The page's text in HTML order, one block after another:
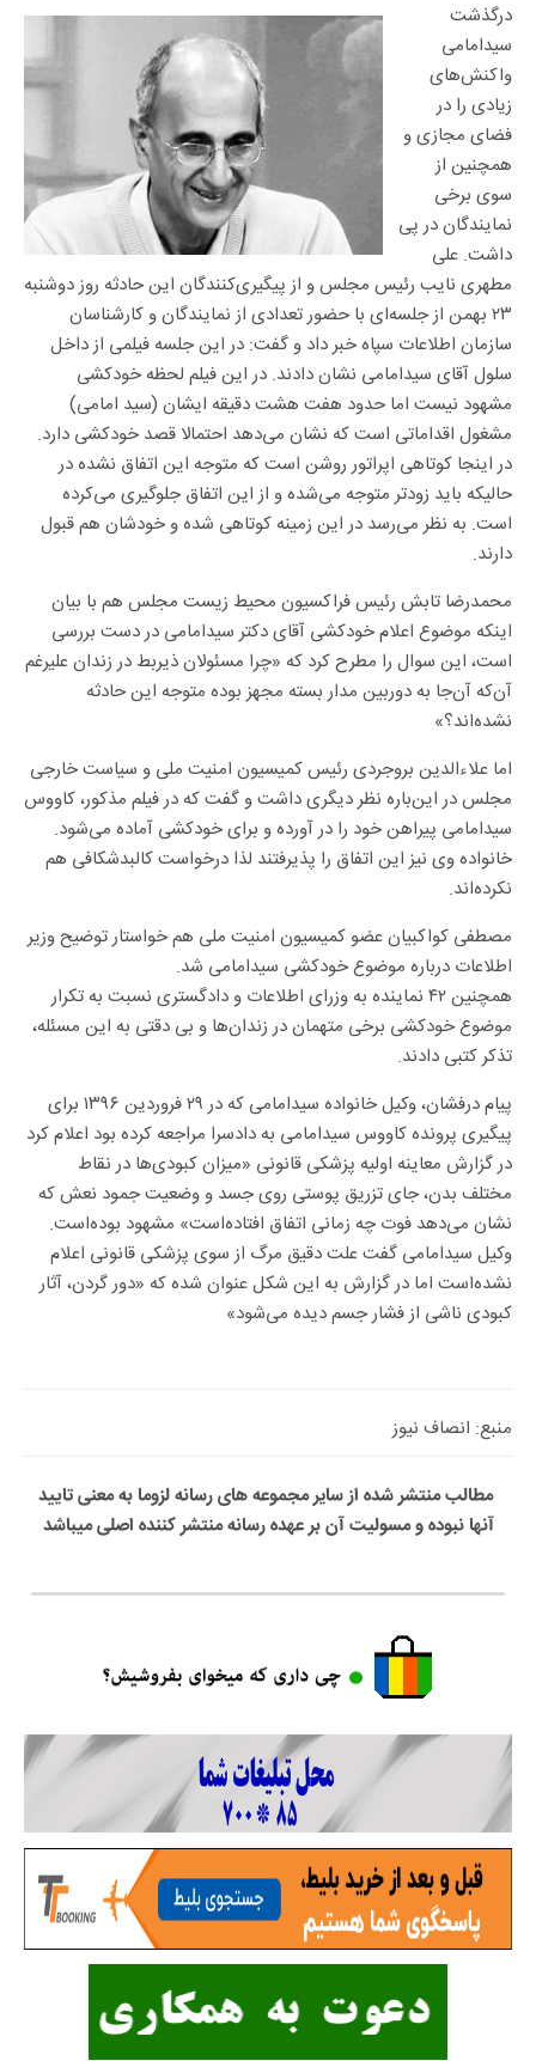
درگذشت
سیدامامی
واکنش‌های
زیادی را در
فضای مجازی و
همچنین از
سوی برخی
نمایندگان در پی
داشت. علی
مطهری نایب رئیس مجلس و از پیگیری‌کنندگان این حادثه روز دوشنبه
۲۳ بهمن از جلسه‌ای با حضور تعدادی از نمایندگان و کارشناسان
سازمان اطلاعات سپاه خبر داد و گفت: ‌در این جلسه فیلمی از داخل
سلول آقای سیدامامی نشان دادند. در این فیلم لحظه خودکشی
مشهود نیست اما حدود هفت هشت دقیقه ایشان (سید امامی)
مشغول اقداماتی است که نشان می‌دهد احتمالا قصد خودکشی دارد.
در اینجا کوتاهی اپراتور روشن است که متوجه این اتفاق نشده در
حالیکه باید زودتر متوجه می‌شده و از این اتفاق جلوگیری می‌کرده
است. به نظر می‌رسد در این زمینه کوتاهی شده و خودشان هم قبول
دارند.
محمدرضا تابش رئیس فراکسیون محیط زیست مجلس هم با بیان
اینکه موضوع اعلام خودکشی آقای دکتر سیدامامی در دست بررسی
است، این سوال را مطرح کرد که «چرا مسئولان ذیربط در زندان علیرغم
آن‌که آن‌جا به دوربین مدار بسته مجهز بوده متوجه این حادثه
نشده‌اند؟»
اما علاءالدین بروجردی رئیس کمیسیون امنیت ملی و سیاست خارجی
مجلس در این‌باره نظر دیگری داشت و گفت که در فیلم مذکور، کاووس
سیدامامی پیراهن خود را در آورده و برای خودکشی آماده می‌شود.
خانواده وی نیز این اتفاق را پذیرفتند لذا درخواست کالبدشکافی هم
نکرده‌اند.
مصطفی کواکبیان عضو کمیسیون امنیت ملی هم خواستار توضیح وزیر
اطلاعات درباره موضوع خودکشی سیدامامی شد.
همچنین ۴۲ نماینده به وزرای اطلاعات و دادگستری نسبت به تکرار
موضوع خودکشی برخی متهمان در زندان‌ها و بی دقتی به این مسئله،
تذکر کتبی دادند.
پیام درفشان، وکیل خانواده سیدامامی که در ۲۹ فروردین ۱۳۹۶ برای
پیگیری پرونده کاووس سیدامامی به دادسرا مراجعه کرده بود اعلام کرد
در گزارش معاینه اولیه پزشکی قانونی «میزان کبودی‌ها در نقاط
مختلف بدن، جای تزریق پوستی روی جسد و وضعیت جمود نعش که
نشان می‌دهد فوت چه زمانی اتفاق افتاده‌است» مشهود بوده‌است.
وکیل سیدامامی گفت علت دقیق مرگ از سوی پزشکی قانونی اعلام
نشده‌است اما در گزارش به این شکل عنوان شده که «دور گردن، آثار
کبودی ناشی از فشار جسم دیده می‌شود»
منبع: انصاف نیوز
مطالب منتشر شده از سایر مجموعه های رسانه لزوما به معنی تایید
آنها نبوده و مسولیت آن بر عهده رسانه منتشر کننده اصلی میباشد